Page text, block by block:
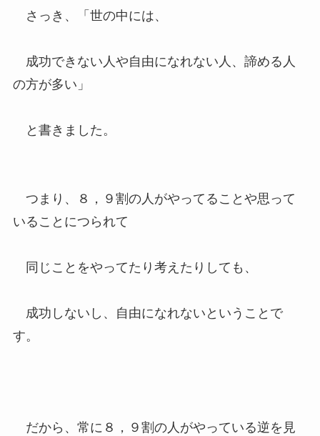
さっき、「世の中には、
成功できない人や自由になれない人、諦める人
の方が多い」
と書きました。
つまり、８，９割の人がやってることや思って
いることにつられて
同じことをやってたり考えたりしても、
成功しないし、自由になれないということで
す。
だから、常に８，９割の人がやっている逆を見